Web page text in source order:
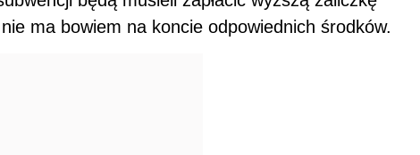
ma bowiem na koncie odpowiednich środków.